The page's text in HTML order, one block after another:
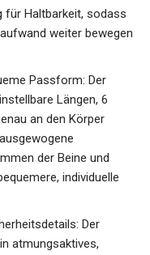
für Haltbarkeit, sodass
weiter bewegen
Passform: Der
Längen, 6
an den Körper
der Beine und
individuelle
Der
atmungsaktives,